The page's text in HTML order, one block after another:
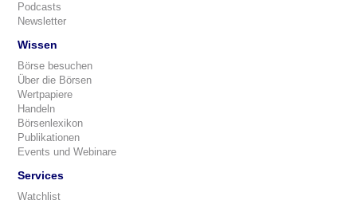
Podcasts
Newsletter
Wissen
Börse besuchen
Über die Börsen
Wertpapiere
Handeln
Börsenlexikon
Publikationen
Events und Webinare
Services
Watchlist